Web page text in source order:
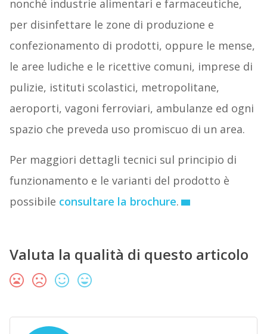
nonché industrie alimentari e farmaceutiche,
per disinfettare le zone di produzione e
confezionamento di prodotti, oppure le mense,
le aree ludiche e le ricettive comuni, imprese di
pulizie, istituti scolastici, metropolitane,
aeroporti, vagoni ferroviari, ambulanze ed ogni
spazio che preveda uso promiscuo di un area.
Per maggiori dettagli tecnici sul principio di
funzionamento e le varianti del prodotto è
possibile consultare la brochure.
Valuta la qualità di questo articolo